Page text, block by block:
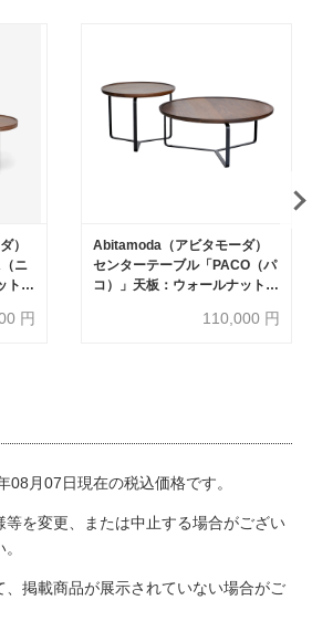
）
ニ
ト
円
Abitamoda（アビタモーダ）
センターテーブル「PACO（パ
コ）」天板：ウォールナット
110,000 円
月07日現在の税込価格です。
を変更、または中止する場合がござい
掲載商品が展示されていない場合がご